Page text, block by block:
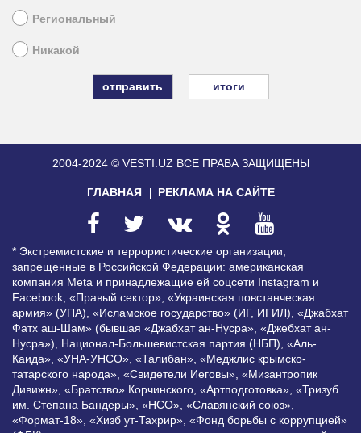
Региональный
Никакой
итоги
2004-2024 © VESTI.UZ ВСЕ ПРАВА ЗАЩИЩЕНЫ
ГЛАВНАЯ РЕКЛАМА НА САЙТЕ
* Экстремистские и террористические организации,
запрещенные в Российской Федерации: американская
компания Meta и принадлежащие ей соцсети Instagram и
Facebook, «Правый сектор», «Украинская повстанческая
армия» (УПА), «Исламское государство» (ИГ, ИГИЛ), «Джабхат
Фатх аш-Шам» (бывшая «Джабхат ан-Нусра», «Джебхат ан-
Нусра»), Национал-Большевистская партия (НБП), «Аль-
Каида», «УНА-УНСО», «Талибан», «Меджлис крымско-
татарского народа», «Свидетели Иеговы», «Мизантропик
Дивижн», «Братство» Корчинского, «Артподготовка», «Тризуб
им. Степана Бандеры», «НСО», «Славянский союз»,
«Формат-18», «Хизб ут-Тахрир», «Фонд борьбы с коррупцией»